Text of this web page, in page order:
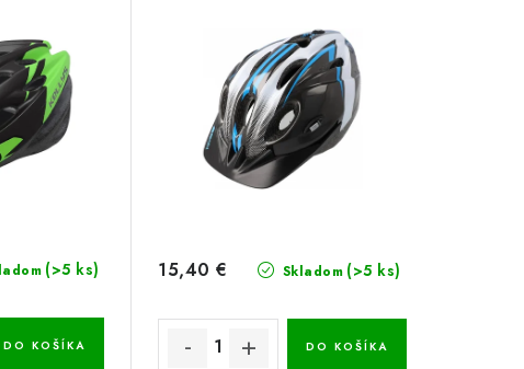
(>5 ks)
DO KOŠÍKA
Skladom (>5 ks)
15,40 €
DO KOŠÍKA